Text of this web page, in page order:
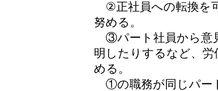
②正社員への転換を
努める。
③パート社員から意
明したりするなど、
める。
①の職務が同じパー